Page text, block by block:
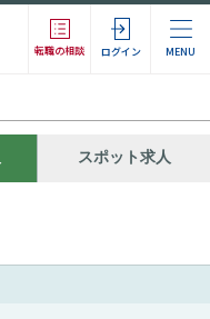
転職の相談 ログイン MENU
スポット求人